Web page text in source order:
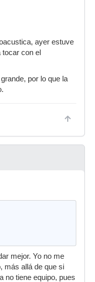
ayer estuve
con el
por lo que la
mejor. Yo no me
más allá de que si
no tiene equipo, pues